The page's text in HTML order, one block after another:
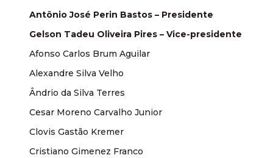
Antônio José Perin Bastos – Presidente
Gelson Tadeu Oliveira Pires – Vice-presidente
Afonso Carlos Brum Aguilar
Alexandre Silva Velho
Ândrio da Silva Terres
Cesar Moreno Carvalho Junior
Clovis Gastão Kremer
Cristiano Gimenez Franco